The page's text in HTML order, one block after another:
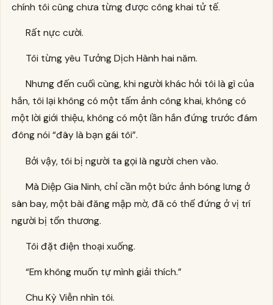
chính tôi cũng chưa từng được công khai tử tế.
Rất nực cười.
Tôi từng yêu Tưởng Dịch Hành hai năm.
Nhưng đến cuối cùng, khi người khác hỏi tôi là gì của
hắn, tôi lại không có một tấm ảnh công khai, không có
một lời giới thiệu, không có một lần hắn đứng trước đám
đông nói “đây là bạn gái tôi”.
Bởi vậy, tôi bị người ta gọi là người chen vào.
Mà Diệp Gia Ninh, chỉ cần một bức ảnh bóng lưng ở
sân bay, một bài đăng mập mờ, đã có thể đứng ở vị trí
người bị tổn thương.
Tôi đặt điện thoại xuống.
“Em không muốn tự mình giải thích.”
Chu Kỳ Viễn nhìn tôi.